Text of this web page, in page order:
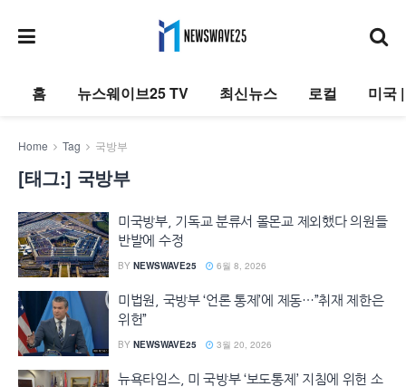
홈 뉴스웨이브25 TV 최신뉴스 로컬 미국
Home Tag 국방부
[태그:] 국방부
미국방부, 기독교 분류서 몰몬교 제외했다 의원들
반발에 수정
BY NEWSWAVE25 6월 8, 2026
미법원, 국방부 ‘언론 통제’에 제동…”취재 제한은
위헌”
BY NEWSWAVE25 3월 20, 2026
뉴욕타임스, 미 국방부 ‘보도통제’ 지침에 위헌 소